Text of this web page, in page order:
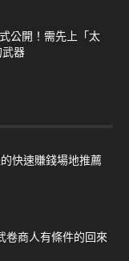
公開！需先上「太
武器
快速賺錢場地推薦
卷商人有條件的回來